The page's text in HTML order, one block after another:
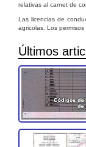
relativas al carnet de
Las licencias de
agricolas. Los permisos
Últimos